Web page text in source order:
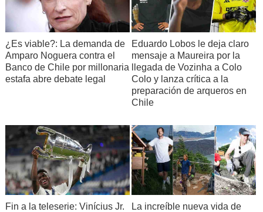
¿Es viable?: La demanda de
Amparo Noguera contra el
Banco de Chile por millonaria
estafa abre debate legal
Eduardo Lobos le deja claro
mensaje a Maureira por la
llegada de Vozinha a Colo
Colo y lanza crítica a la
preparación de arqueros en
Chile
Fin a la teleserie: Vinícius Jr.
La increíble nueva vida de